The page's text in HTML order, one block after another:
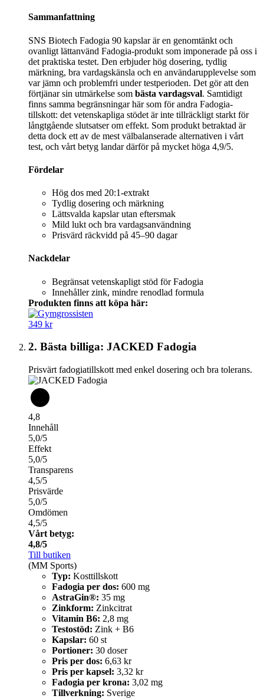
Sammanfattning
SNS Biotech Fadogia 90 kapslar är en genomtänkt och
ovanligt lättanvänd Fadogia-produkt som imponerade på oss i
det praktiska testet. Den erbjuder hög dosering, tydlig
märkning, bra vardagskänsla och en användarupplevelse som
var jämn och problemfri under testperioden. Det gör att den
förtjänar sin utmärkelse som bästa vardagsval. Samtidigt
finns samma begränsningar här som för andra Fadogia-
tillskott: det vetenskapliga stödet är inte tillräckligt starkt för
långtgående slutsatser om effekt. Som produkt betraktad är
detta dock ett av de mest välbalanserade alternativen i vårt
test, och vårt betyg landar därför på mycket höga 4,9/5.
Fördelar
Hög dos med 20:1-extrakt
Tydlig dosering och märkning
Lättsvalda kapslar utan eftersmak
Mild lukt och bra vardagsanvändning
Prisvärd räckvidd på 45–90 dagar
Nackdelar
Begränsat vetenskapligt stöd för Fadogia
Innehåller zink, mindre renodlad formula
Produkten finns att köpa här:
349 kr
2. Bästa billiga: JACKED Fadogia
Prisvärt fadogiatillskott med enkel dosering och bra tolerans.
4,8
Innehåll
5,0/5
Effekt
5,0/5
Transparens
4,5/5
Prisvärde
5,0/5
Omdömen
4,5/5
Vårt betyg:
4,8/5
Till butiken
(MM Sports)
Typ: Kosttillskott
Fadogia per dos: 600 mg
AstraGin®: 35 mg
Zinkform: Zinkcitrat
Vitamin B6: 2,8 mg
Testostöd: Zink + B6
Kapslar: 60 st
Portioner: 30 doser
Pris per dos: 6,63 kr
Pris per kapsel: 3,32 kr
Fadogia per krona: 3,02 mg
Tillverkning: Sverige